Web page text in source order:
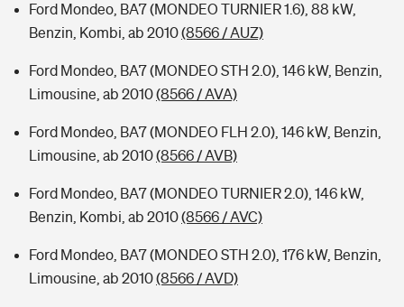
Ford Mondeo, BA7 (MONDEO TURNIER 1.6), 88 kW,
Benzin, Kombi, ab 2010(8566 / AUZ)
Ford Mondeo, BA7 (MONDEO STH 2.0), 146 kW, Benzin,
Limousine, ab 2010(8566 / AVA)
Ford Mondeo, BA7 (MONDEO FLH 2.0), 146 kW, Benzin,
Limousine, ab 2010(8566 / AVB)
Ford Mondeo, BA7 (MONDEO TURNIER 2.0), 146 kW,
Benzin, Kombi, ab 2010(8566 / AVC)
Ford Mondeo, BA7 (MONDEO STH 2.0), 176 kW, Benzin,
Limousine, ab 2010(8566 / AVD)